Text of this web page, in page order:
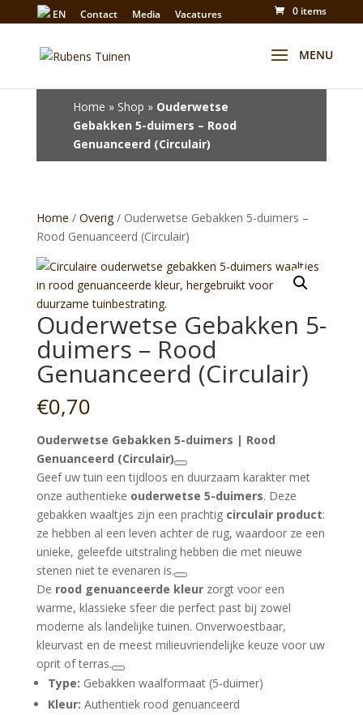
EN Contact Media
Vacatures
0 items
Home » Shop » Ouderwetse
Gebakken 5-duimers – Rood
Genuanceerd (Circulair)
Home / Overig/ Ouderwetse Gebakken 5-duimers –
Rood Genuanceerd (Circulair)
Ouderwetse Gebakken 5-
duimers – Rood
Genuanceerd (Circulair)
€0,70
Ouderwetse Gebakken 5-duimers | Rood
Genuanceerd (Circulair)
Geef uw tuin een tijdloos en duurzaam karakter met
onze authentieke ouderwetse 5-duimers. Deze
gebakken waaltjes zijn een prachtig circulair product:
ze hebben al een leven achter de rug, waardoor ze een
unieke, geleefde uitstraling hebben die met nieuwe
stenen niet te evenaren is.
De rood genuanceerde kleurzorgt voor een
warme, klassieke sfeer die perfect past bij zowel
moderne als landelijke tuinen. Onverwoestbaar,
kleurvast en de meest milieuvriendelijke keuze voor uw
oprit of terras.
Type: Gebakken waalformaat (5-duimer)
Kleur: Authentiek rood genuanceerd